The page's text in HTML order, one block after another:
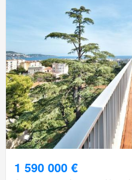
1 590 000 €